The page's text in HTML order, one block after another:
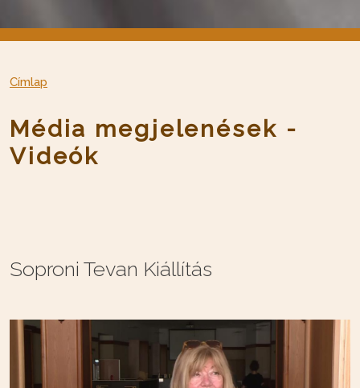
Címlap
Média megjelenések -
Videók
Soproni Tevan Kiállítás